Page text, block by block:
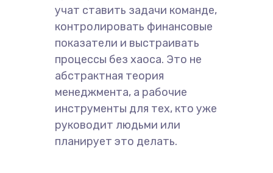
учат ставить задачи команде,
контролировать финансовые
показатели и выстраивать
процессы без хаоса. Это не
абстрактная теория
менеджмента, а рабочие
инструменты для тех, кто уже
руководит людьми или
планирует это делать.